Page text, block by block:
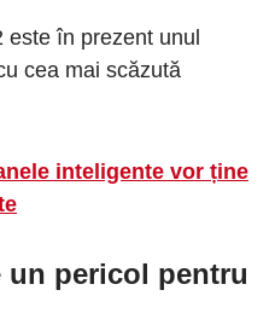
în prezent unul
cea mai scăzută
inteligente vor ține
pericol pentru